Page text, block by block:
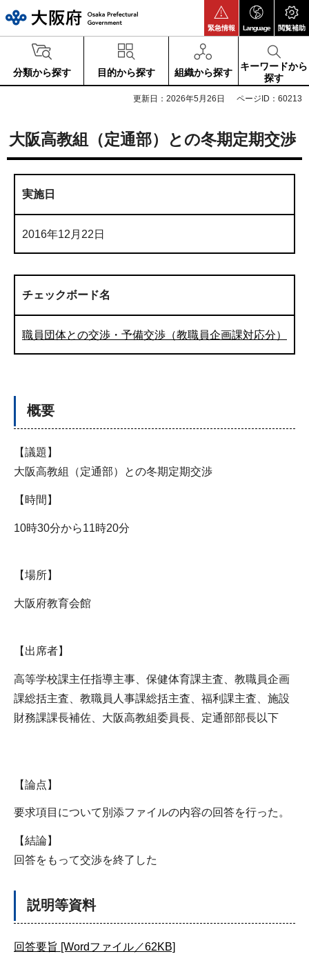
緊急情報 Language 閲覧補助
分類から探す 目的から探す 組織から探す
キーワードから
探す
更新日：2026年5月26日 ページID：60213
大阪高教組（定通部）との冬期定期交渉
実施日
2016年12月22日
チェックボード名
職員団体との交渉・予備交渉（教職員企画課対応分）
概要
【議題】
大阪高教組（定通部）との冬期定期交渉
【時間】
10時30分から11時20分
【場所】
大阪府教育会館
【出席者】
高等学校課主任指導主事、保健体育課主査、教職員企画
課総括主査、教職員人事課総括主査、福利課主査、施設
財務課課長補佐、大阪高教組委員長、定通部部長以下
【論点】
要求項目について別添ファイルの内容の回答を行った。
【結論】
回答をもって交渉を終了した
説明等資料
回答要旨 [Wordファイル／62KB]